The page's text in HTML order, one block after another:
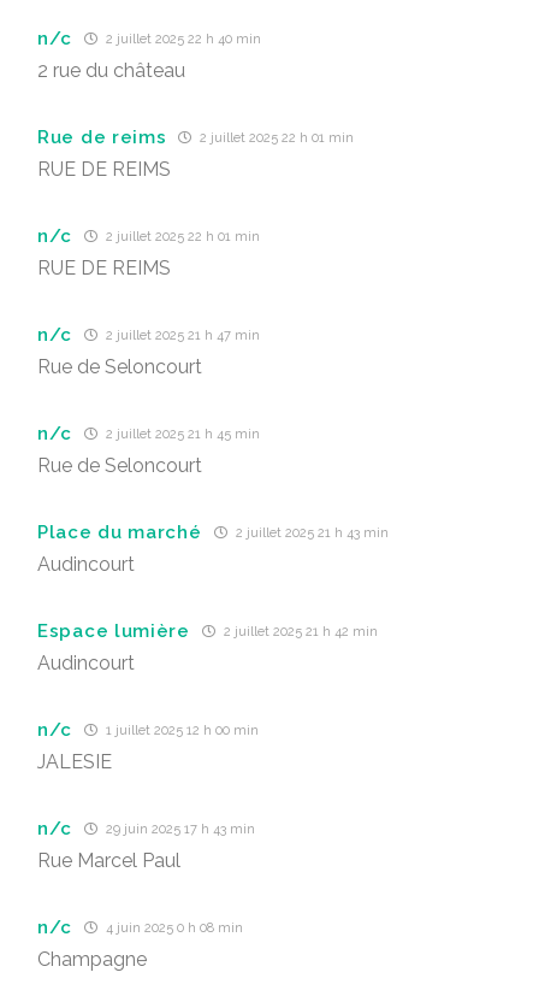
n/c 2 juillet 2025 22 h 40 min
2 rue du château
Rue de reims 2 juillet 2025 22 h 01 min
RUE DE REIMS
n/c 2 juillet 2025 22 h 01 min
RUE DE REIMS
n/c 2 juillet 2025 21 h 47 min
Rue de Seloncourt
n/c 2 juillet 2025 21 h 45 min
Rue de Seloncourt
Place du marché 2 juillet 2025 21 h 43 min
Audincourt
Espace lumière 2 juillet 2025 21 h 42 min
Audincourt
n/c 1 juillet 2025 12 h 00 min
JALESIE
n/c 29 juin 2025 17 h 43 min
Rue Marcel Paul
n/c 4 juin 2025 0 h 08 min
Champagne